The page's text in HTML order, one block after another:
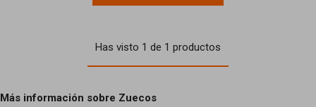
Has visto 1 de 1 productos
Más información sobre Zuecos